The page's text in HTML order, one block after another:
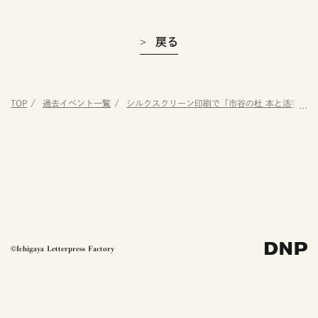
戻る
TOP 過去イベント一覧 シルクスクリーン印刷で「市谷の杜 本と活字館
©Ichigaya Letterpress Factory